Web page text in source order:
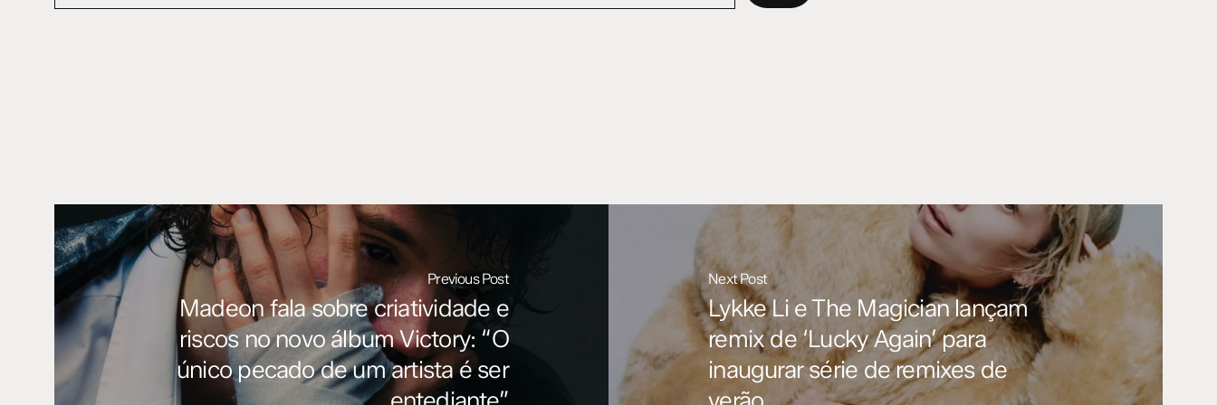
Previous Post
Madeon fala sobre criatividade e
riscos no novo álbum Victory: “O
único pecado de um artista é ser
Next Post
Lykke Li e The Magician lançam
remix de ‘Lucky Again’ para
inaugurar série de remixes de